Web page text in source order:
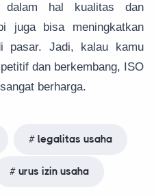
dalam hal kualitas dan
juga bisa meningkatkan
pasar. Jadi, kalau kamu
dan berkembang, ISO
berharga.
legalitas usaha
urus izin usaha